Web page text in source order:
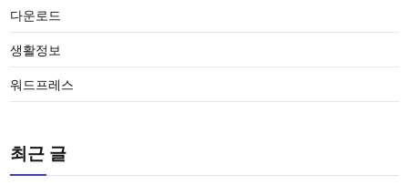
다운로드
생활정보
워드프레스
최근 글